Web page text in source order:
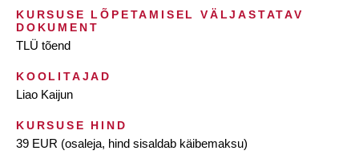
KURSUSE LÕPETAMISEL VÄLJASTATAV
DOKUMENT
TLÜ tõend
KOOLITAJAD
Liao Kaijun
KURSUSE HIND
39 EUR (osaleja, hind sisaldab käibemaksu)